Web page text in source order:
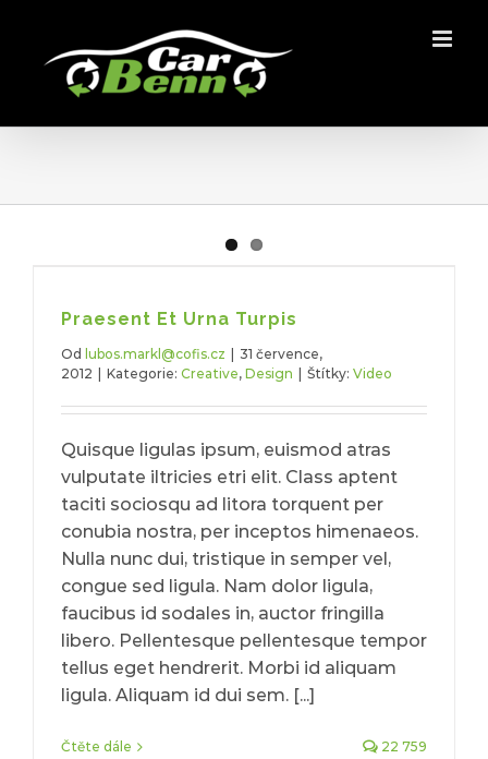
obsah
Praesent Et Urna Turpis
Od lubos.markl@cofis.cz
31 července,
2012
Kategorie: Creative, Design Štítky: Video
Quisque ligulas ipsum, euismod atras
vulputate iltricies etri elit. Class aptent
taciti sociosqu ad litora torquent per
conubia nostra, per inceptos himenaeos.
Nulla nunc dui, tristique in semper vel,
congue sed ligula. Nam dolor ligula,
faucibus id sodales in, auctor fringilla
libero. Pellentesque pellentesque tempor
tellus eget hendrerit. Morbi id aliquam
ligula. Aliquam id dui sem. [...]
Čtěte dále 22 759